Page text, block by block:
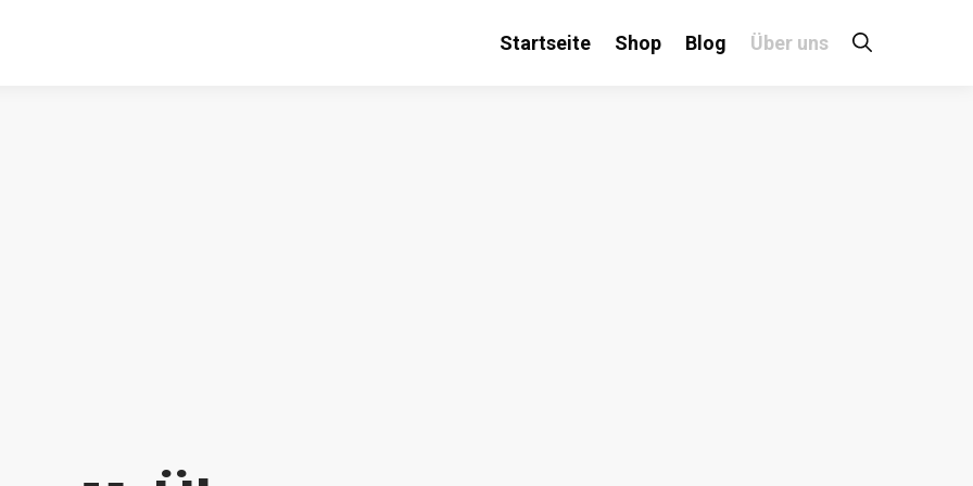
Startseite Shop Blog Über uns